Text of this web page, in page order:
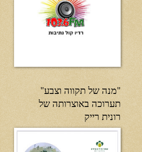
"מנה של תקווה וצבע"
תערוכה באוצרותה של
רונית רייק